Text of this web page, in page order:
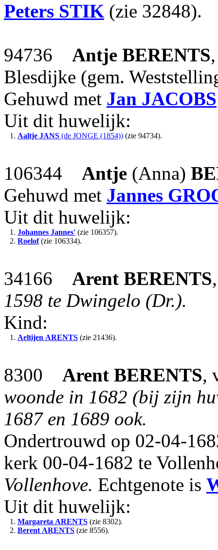
Peters STIK (zie 32848).
94736 Antje BERENTS
Blesdijke (gem.
Gehuwd met Jan JACOBS
Uit dit huwelijk:
1. Aaltje JANS (de JONGE (1854)) (zie 94734).
106344 Antje (Anna)
Gehuwd met Jannes
Uit dit huwelijk:
1. Johannes Jannes' (zie 106357).
2. Roelof(zie 106334).
34166 Arent BERENTS
1598 te Dwingelo (Dr.).
Kind:
1. Aeltijen ARENTS (zie 21436).
8300 Arent BERENTS,
woonde in 1682 (bij zijn
1687 en 1689 ook.
Ondertrouwd op 02-04-
kerk 00-04-1682 te
Vollenhove. Echtgenote is
Uit dit huwelijk:
1. Margareta ARENTS (zie 8302).
2. Berent ARENTS (zie 8556).